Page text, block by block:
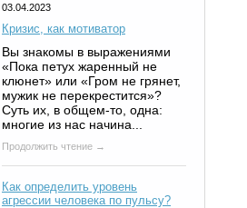
03.04.2023
Кризис, как мотиватор
Вы знакомы в выражениями
«Пока петух жаренный не
клюнет» или «Гром не грянет,
мужик не перекрестится»?
Суть их, в общем-то, одна:
многие из нас начина...
Продолжить чтение →
Как определить уровень
агрессии человека по пульсу?